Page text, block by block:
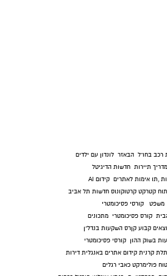
רכב בחו"ל הבאזר לונדון עם ילדים
מדריך תיירות חדשות הדיגיטל
,תו אימות לאתרים קידום AI
קטרקט קרטוקונוס חדשות תל אביב
משפט
קורסי פסיכומטרי
קורס פסיכומטרי מתכונים
קבוע קןרס השקעות בנדל"ן
בשוק ההון קורסי פסיכומטרי
קרנית קידום אתרים באנגלית דירות
פולימרקט כאבי רגלים